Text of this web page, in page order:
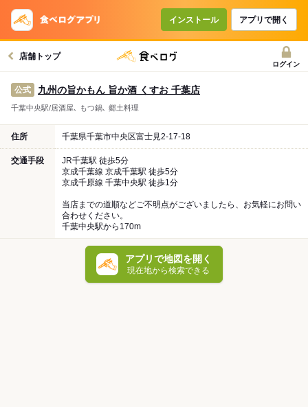
インストール アプリで開く
店舗トップ
ログイン
公式 九州の旨かもん 旨か酒 くすお 千葉店
千葉中央駅/居酒屋､ もつ鍋､ 郷土料理
住所 千葉県千葉市中央区富士見2-17-18
交通手段
JR千葉駅 徒歩5分
京成千葉線 京成千葉駅 徒歩5分
京成千原線 千葉中央駅 徒歩1分
当店までの道順などご不明点がございましたら、お気軽にお問い
合わせください。
千葉中央駅から170m
アプリで地図を開く
現在地から検索できる